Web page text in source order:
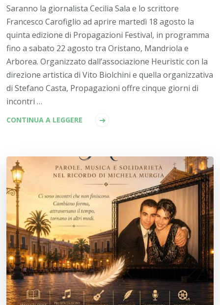
Saranno la giornalista Cecilia Sala e lo scrittore
Francesco Carofiglio ad aprire martedì 18 agosto la
quinta edizione di Propagazioni Festival, in programma
fino a sabato 22 agosto tra Oristano, Mandriola e
Arborea. Organizzato dall’associazione Heuristic con la
direzione artistica di Vito Biolchini e quella organizzativa
di Stefano Casta, Propagazioni offre cinque giorni di
incontri …
CONTINUA A LEGGERE